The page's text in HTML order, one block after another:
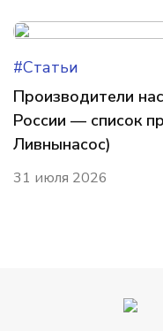
#Статьи
Производители
России — список
Ливнынасос)
31 июля 2026